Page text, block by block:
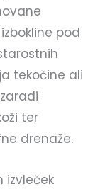
pod
tekočine ali
ter
drenaže.
izvleček